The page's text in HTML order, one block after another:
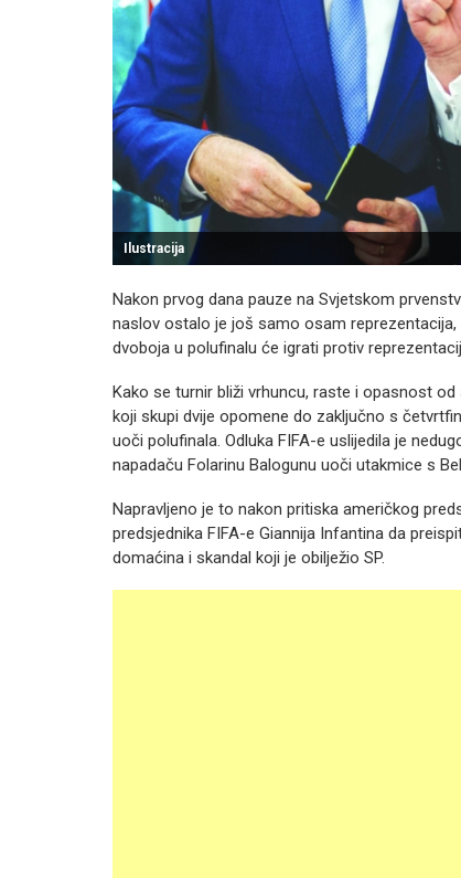
Ilustracija
Nakon prvog dana pauze na Svjetskom
naslov ostalo je još samo osam
dvoboja u polufinalu će igrati protiv
Kako se turnir bliži vrhuncu, raste i opasnost
koji skupi dvije opomene do zaključno s
uoči polufinala. Odluka FIFA-e uslijedila je
napadaču Folarinu Balogunu uoči utakmice s
Napravljeno je to nakon pritiska američkog
predsjednika FIFA-e Giannija Infantina da
domaćina i skandal koji je obilježio SP.